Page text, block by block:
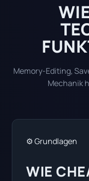
Memory-Editing,
Mechanik
⚙️ Grundlagen
WIE